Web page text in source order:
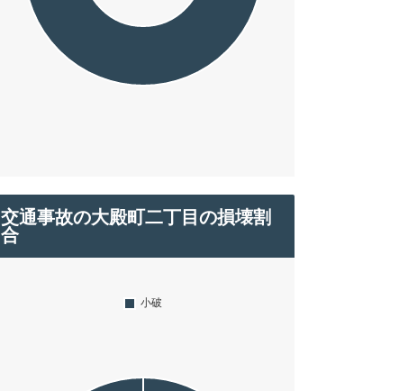
交通事故の大殿町二丁目の損壊割
合